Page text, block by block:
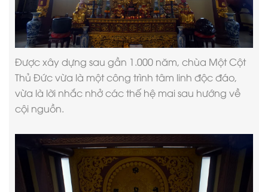
Được xây dựng sau gần 1.000 năm, chùa Một Cột
Thủ Đức vừa là một công trình tâm linh độc đáo,
vừa là lời nhắc nhở các thế hệ mai sau hướng về
cội nguồn.